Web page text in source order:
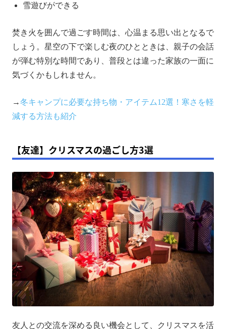
雪遊びができる
焚き火を囲んで過ごす時間は、心温まる思い出となるで
しょう。星空の下で楽しむ夜のひとときは、親子の会話
が弾む特別な時間であり、普段とは違った家族の一面に
気づくかもしれません。
→冬キャンプに必要な持ち物・アイテム12選！寒さを軽
減する方法も紹介
【友達】クリスマスの過ごし方3選
友人との交流を深める良い機会として、クリスマスを活